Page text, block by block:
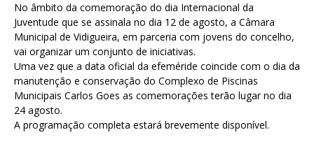
No âmbito da comemoração do dia Internacional da
Juventude que se assinala no dia 12 de agosto, a Câmara
Municipal de Vidigueira, em parceria com jovens do concelho,
vai organizar um conjunto de iniciativas.
Uma vez que a data oficial da efeméride coincide com o dia da
manutenção e conservação do Complexo de Piscinas
Municipais Carlos Goes as comemorações terão lugar no dia
24 agosto.
A programação completa estará brevemente disponível.